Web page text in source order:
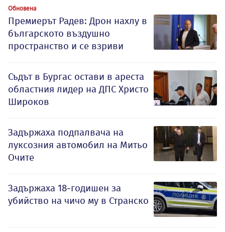
Обновена
Премиерът Радев: Дрон нахлу в
българското въздушно
пространство и се взриви
Съдът в Бургас остави в ареста
областния лидер на ДПС Христо
Широков
Задържаха подпалвача на
луксозния автомобил на Митьо
Очите
Задържаха 18-годишен за
убийство на чичо му в Странско